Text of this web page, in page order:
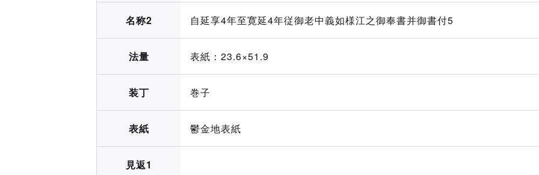
名称2 自延享4年至寛延4年従御老中義如様江之御奉書并御書付5
法量 表紙：23.6×51.9
装丁 巻子
表紙 鬱金地表紙
見返1